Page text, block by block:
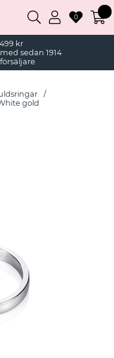
kr
sedan 1914
0
gold